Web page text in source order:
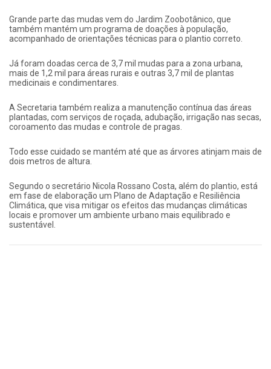
Grande parte das mudas vem do Jardim Zoobotânico, que
também mantém um programa de doações à população,
acompanhado de orientações técnicas para o plantio correto.
Já foram doadas cerca de 3,7 mil mudas para a zona urbana,
mais de 1,2 mil para áreas rurais e outras 3,7 mil de plantas
medicinais e condimentares.
A Secretaria também realiza a manutenção contínua das áreas
plantadas, com serviços de roçada, adubação, irrigação nas secas,
coroamento das mudas e controle de pragas.
Todo esse cuidado se mantém até que as árvores atinjam mais de
dois metros de altura.
Segundo o secretário Nicola Rossano Costa, além do plantio, está
em fase de elaboração um Plano de Adaptação e Resiliência
Climática, que visa mitigar os efeitos das mudanças climáticas
locais e promover um ambiente urbano mais equilibrado e
sustentável.